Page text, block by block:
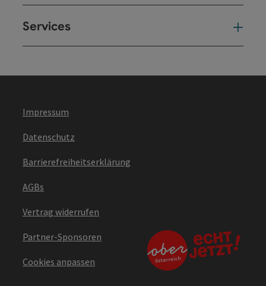
Services
Impressum
Datenschutz
Barrierefreiheitserklärung
AGBs
Vertrag widerrufen
Partner-Sponsoren
Cookies anpassen